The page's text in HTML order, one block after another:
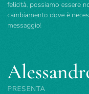
felicità, possiamo essere
cambiamento dove è
messaggio!
PRESENTA